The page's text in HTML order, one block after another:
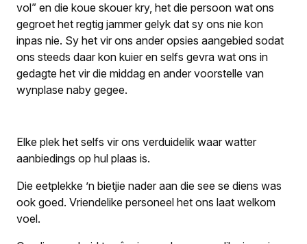
vol” en die koue skouer kry, het die persoon wat ons
gegroet het regtig jammer gelyk dat sy ons nie kon
inpas nie. Sy het vir ons ander opsies aangebied sodat
ons steeds daar kon kuier en selfs gevra wat ons in
gedagte het vir die middag en ander voorstelle van
wynplase naby gegee.
Elke plek het selfs vir ons verduidelik waar watter
aanbiedings op hul plaas is.
Die eetplekke ’n bietjie nader aan die see se diens was
ook goed. Vriendelike personeel het ons laat welkom
voel.